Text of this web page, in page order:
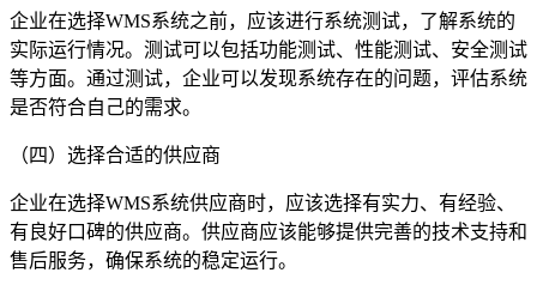
企业在选择WMS系统之前，应该进行系统测试，了解系统的
实际运行情况。测试可以包括功能测试、性能测试、安全测试
等方面。通过测试，企业可以发现系统存在的问题，评估系统
是否符合自己的需求。
（四）选择合适的供应商
企业在选择WMS系统供应商时，应该选择有实力、有经验、
有良好口碑的供应商。供应商应该能够提供完善的技术支持和
售后服务，确保系统的稳定运行。